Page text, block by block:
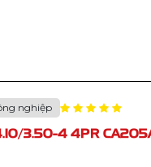
nghiệp
5 4PR CA209A TT